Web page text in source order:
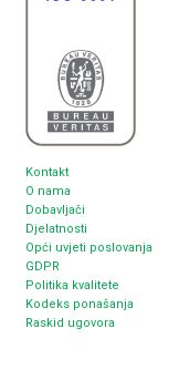
Kontakt
O nama
Dobavljači
Djelatnosti
Opći uvjeti poslovanja
GDPR
Politika kvalitete
Kodeks ponašanja
Raskid ugovora